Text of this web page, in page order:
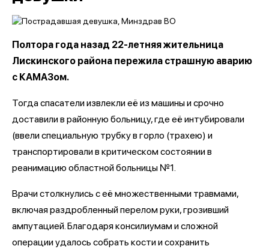
Полтора года назад 22-летняя жительница
Лискинского района пережила страшную аварию
с КАМАЗом.
Тогда спасатели извлекли её из машины и срочно
доставили в районную больницу, где её интубировали
(ввели специальную трубку в горло (трахею) и
транспортировали в критическом состоянии в
реанимацию областной больницы №1.
Врачи столкнулись с её множественными травмами,
включая раздробленный перелом руки, грозивший
ампутацией. Благодаря консилиумам и сложной
операции удалось собрать кости и сохранить